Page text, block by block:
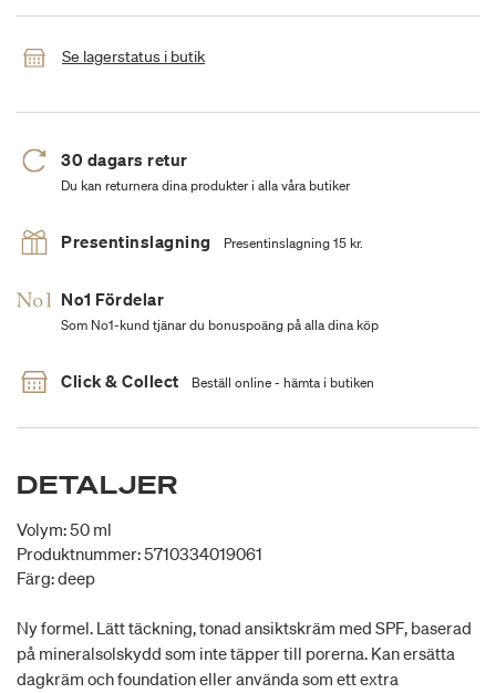
Se lagerstatus i butik
30 dagars retur
Du kan returnera dina produkter i alla våra butiker
Presentinslagning Presentinslagning 15 kr.
No1 Fördelar
Som No1-kund tjänar du bonuspoäng på alla dina köp
Click & Collect Beställ online - hämta i butiken
DETALJER
Volym: 50 ml
Produktnummer: 5710334019061
Färg: deep
Ny formel. Lätt täckning, tonad ansiktskräm med SPF, baserad
på mineralsolskydd som inte täpper till porerna. Kan ersätta
dagkräm och foundation eller använda som ett extra